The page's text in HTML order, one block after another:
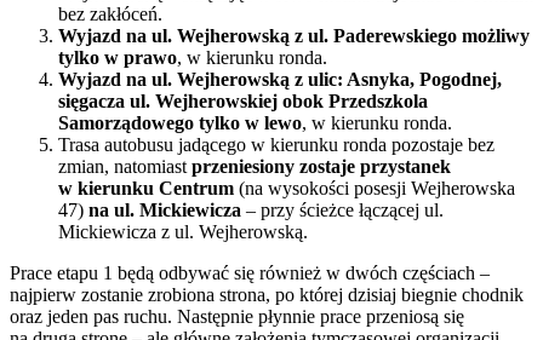
bez zakłóceń.
Wyjazd na ul. Wejherowską z ul. Paderewskiego możliwy
tylko w prawo, w kierunku ronda.
Wyjazd na ul. Wejherowską z ulic: Asnyka, Pogodnej,
sięgacza ul. Wejherowskiej obok Przedszkola
Samorządowego tylko w lewo, w kierunku ronda.
Trasa autobusu jadącego w kierunku ronda pozostaje bez
zmian, natomiast przeniesiony zostaje przystanek
w kierunku Centrum (na wysokości posesji Wejherowska
47) na ul. Mickiewicza – przy ścieżce łączącej ul.
Mickiewicza z ul. Wejherowską.
Prace etapu 1 będą odbywać się również w dwóch częściach –
najpierw zostanie zrobiona strona, po której dzisiaj biegnie chodnik
oraz jeden pas ruchu. Następnie płynnie prace przeniosą się